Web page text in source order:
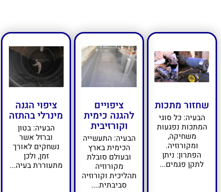
שחזור מתכות
הבעיה: כל סוגי
המתכות נפגעות
משחיקה,
ומקורוזיה.
הפתרון: ניתן
לתקן פגמים...
ציפויים
להגנה כימית
וקורזיבית
הבעיה: התעשייה
הכימית בארץ
ובעולם סובלת
מקורוזיה
תהליכית וקורוזיה
סביבתית....
ציפוי הגנה
מינרלי בהתזה
הבעיה: בטון
וברזל אשר
נשחקים לאורך
זמן, ולכן
מתעוררת בעיה...